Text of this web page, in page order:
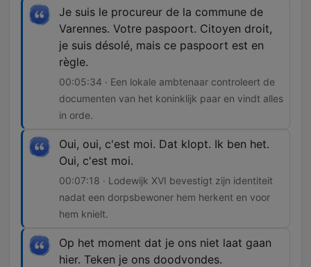
Je suis le procureur de la commune de
Varennes. Votre paspoort. Citoyen droit,
je suis désolé, mais ce paspoort est en
règle.
00:05:34 · Een lokale ambtenaar controleert de
documenten van het koninklijk paar en vindt alles
in orde.
Oui, oui, c'est moi. Dat klopt. Ik ben het.
Oui, c'est moi.
00:07:18 · Lodewijk XVI bevestigt zijn identiteit
nadat een dorpsbewoner hem herkent en voor
hem knielt.
Op het moment dat je ons niet laat gaan
hier. Teken je ons doodvondes.